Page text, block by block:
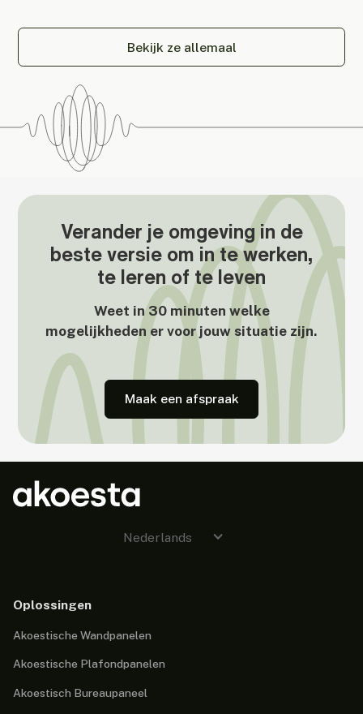
Bekijk ze allemaal
Verander je omgeving in de
beste versie om in te werken,
te leren of te leven
Weet in 30 minuten welke
mogelijkheden er voor jouw situatie zijn.
Maak een afspraak
Nederlands
Oplossingen
Akoestische Wandpanelen
Akoestische Plafondpanelen
Akoestisch Bureaupaneel